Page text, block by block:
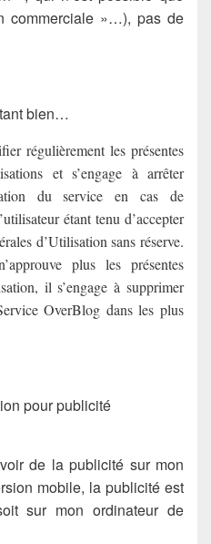
commerciale »…), pas de
bien…
régulièrement les présentes
et s’engage à arrêter
du service en cas de
étant tenu d’accepter
d’Utilisation sans réserve.
plus les présentes
il s’engage à supprimer
OverBlog dans les plus
pour publicité
de la publicité sur mon
mobile, la publicité est
sur mon ordinateur de